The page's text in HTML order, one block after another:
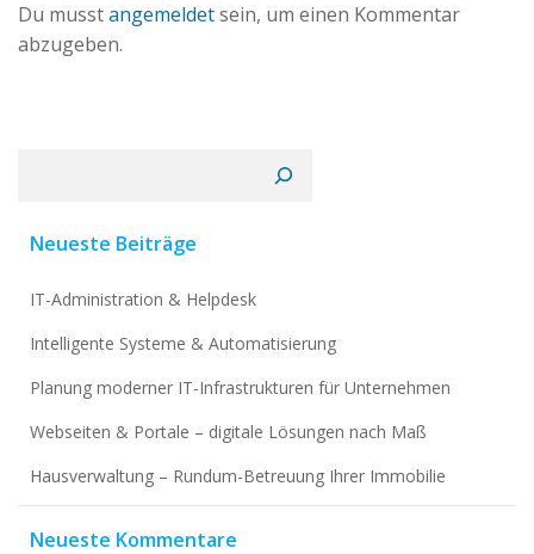
Du musstangemeldetsein, um einen Kommentar
abzugeben.
Neueste Beiträge
IT-Administration & Helpdesk
Intelligente Systeme & Automatisierung
Planung moderner IT-Infrastrukturen für Unternehmen
Webseiten & Portale – digitale Lösungen nach Maß
Hausverwaltung – Rundum-Betreuung Ihrer Immobilie
Neueste Kommentare